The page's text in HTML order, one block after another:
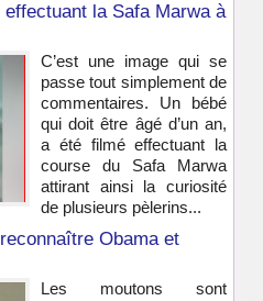
effectuant la Safa Marwa à
C’est une image qui se
passe tout simplement de
commentaires. Un bébé
qui doit être âgé d’un an,
a été filmé effectuant la
course du Safa Marwa
attirant ainsi la curiosité
de plusieurs pèlerins...
Obama et
Les moutons sont